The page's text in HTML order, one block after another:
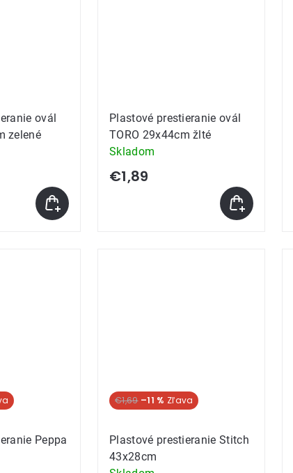
ovál
zelené
Plastové prestieranie ovál
TORO 29x44cm žlté
Skladom
€1,89
Peppa
€1,69 –11 %
Plastové prestieranie Stitch
43x28cm